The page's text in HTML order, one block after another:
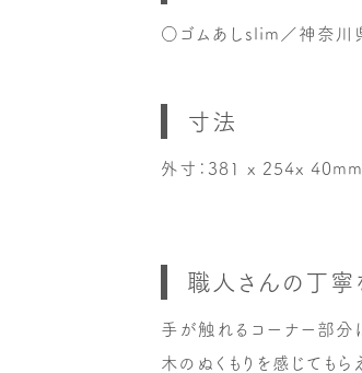
○ゴムあしslim／神奈
寸法
外寸：381 x 254x 40mm
職人さんの丁寧
手が触れるコーナー部分
木のぬくもりを感じてもら